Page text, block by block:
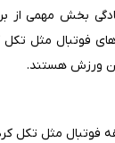
آمادگی بخش
های فوتبال مثل
ورزش هستند.
فوتبال مثل